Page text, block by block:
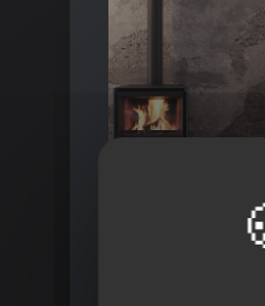
Abordable,
nouvelles
Visualiser la